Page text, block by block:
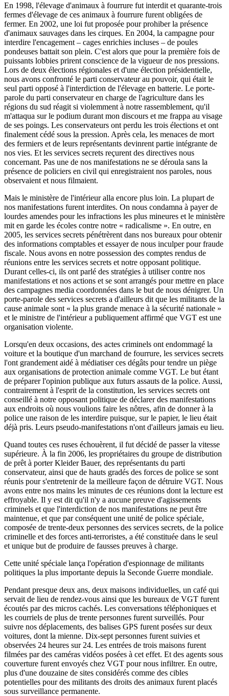
En 1998, l'élevage d'animaux à fourrure fut interdit et quarante-trois
fermes d'élevage de ces animaux à fourrure furent obligées de
fermer. En 2002, une loi fut proposée pour prohiber la présence
d'animaux sauvages dans les cirques. En 2004, la campagne pour
interdire l'encagement – cages enrichies incluses – de poules
pondeuses battait son plein. C'est alors que pour la première fois de
puissants lobbies prirent conscience de la vigueur de nos pressions.
Lors de deux élections régionales et d'une élection présidentielle,
nous avons confronté le parti conservateur au pouvoir, qui était le
seul parti opposé à l'interdiction de l'élevage en batterie. Le porte-
parole du parti conservateur en charge de l'agriculture dans les
régions du sud réagit si violemment à notre rassemblement, qu'il
m'attaqua sur le podium durant mon discours et me frappa au visage
de ses poings. Les conservateurs ont perdu les trois élections et ont
finalement cédé sous la pression. Après cela, les menaces de mort
des fermiers et de leurs représentants devinrent partie intégrante de
nos vies. Et les services secrets reçurent des directives nous
concernant. Pas une de nos manifestations ne se déroula sans la
présence de policiers en civil qui enregistraient nos paroles, nous
observaient et nous filmaient.
Mais le ministère de l'intérieur alla encore plus loin. La plupart de
nos manifestations furent interdites. On nous condamna à payer de
lourdes amendes pour les infractions les plus mineures et le ministère
mit en garde les écoles contre notre « radicalisme ». En outre, en
2005, les services secrets pénétrèrent dans nos bureaux pour obtenir
des informations comptables et essayer de nous inculper pour fraude
fiscale. Nous avons en notre possession des comptes rendus de
réunions entre les services secrets et notre opposant politique.
Durant celles-ci, ils ont parlé des stratégies à utiliser contre nos
manifestations et nos actions et se sont arrangés pour mettre en place
des campagnes media coordonnées dans le but de nous dénigrer. Un
porte-parole des services secrets a d'ailleurs dit que les militants de la
cause animale sont « la plus grande menace à la sécurité nationale »
et le ministre de l'intérieur a publiquement affirmé que VGT est une
organisation violente.
Lorsqu'en deux occasions, des actes criminels ont endommagé la
voiture et la boutique d'un marchand de fourrure, les services secrets
l'ont grandement aidé à médiatiser ces dégâts pour tendre un piège
aux organisations de protection animale comme VGT. Le but étant
de préparer l'opinion publique aux futurs assauts de la police. Aussi,
contrairement à l'esprit de la constitution, les services secrets ont
conseillé à notre opposant politique de déclarer des manifestations
aux endroits où nous voulions faire les nôtres, afin de donner à la
police une raison de les interdire puisque, sur le papier, le lieu était
déjà pris. Leurs pseudo-manifestations n'ont d'ailleurs jamais eu lieu.
Quand toutes ces ruses échouèrent, il fut décidé de passer la vitesse
supérieure. À la fin 2006, les propriétaires du groupe de distribution
de prêt à porter Kleider Bauer, des représentants du parti
conservateur, ainsi que de hauts gradés des forces de police se sont
réunis pour s'entretenir de la meilleure façon de détruire VGT. Nous
avons entre nos mains les minutes de ces réunions dont la lecture est
effroyable. Il y est dit qu'il n'y a aucune preuve d'agissements
criminels et que l'interdiction de nos manifestations ne peut être
maintenue, et que par conséquent une unité de police spéciale,
composée de trente-deux personnes des services secrets, de la police
criminelle et des forces anti-terroristes, a été constituée dans le seul
et unique but de produire de fausses preuves à charge.
Cette unité spéciale lança l'opération d'espionnage de militants
politiques la plus importante depuis la Seconde Guerre mondiale.
Pendant presque deux ans, deux maisons individuelles, un café qui
servait de lieu de rendez-vous ainsi que les bureaux de VGT furent
écoutés par des micros cachés. Les conversations téléphoniques et
les courriels de plus de trente personnes furent surveillés. Pour
suivre nos déplacements, des balises GPS furent posées sur deux
voitures, dont la mienne. Dix-sept personnes furent suivies et
observées 24 heures sur 24. Les entrées de trois maisons furent
filmées par des caméras vidéos posées à cet effet. Et des agents sous
couverture furent envoyés chez VGT pour nous infiltrer. En outre,
plus d'une douzaine de sites considérés comme des cibles
potentielles pour des militants des droits des animaux furent placés
sous surveillance permanente.